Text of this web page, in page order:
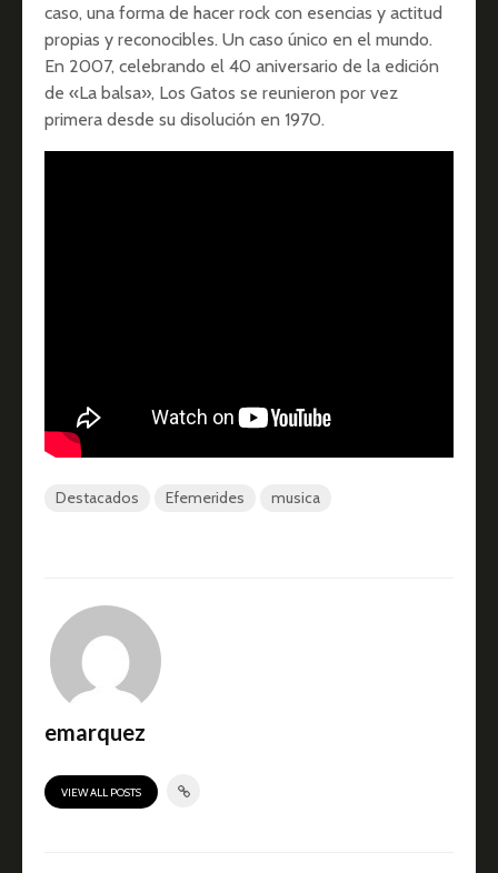
caso, una forma de hacer rock con esencias y actitud
propias y reconocibles. Un caso único en el mundo.
En 2007, celebrando el 40 aniversario de la edición
de «La balsa», Los Gatos se reunieron por vez
primera desde su disolución en 1970.
Destacados Efemerides musica
emarquez
VIEW ALL POSTS